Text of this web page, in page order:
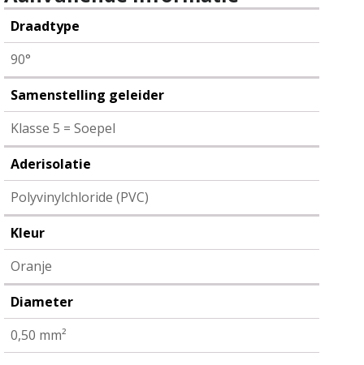
-
oranje
100
meter
aantal
Draadtype
90°
Samenstelling geleider
Klasse 5 = Soepel
Aderisolatie
Polyvinylchloride (PVC)
Kleur
Oranje
Diameter
0,50 mm²